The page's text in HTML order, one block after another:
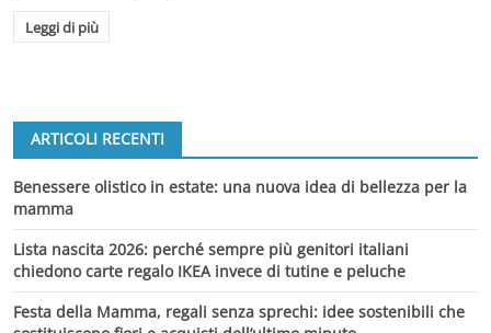
Leggi di più
ARTICOLI RECENTI
Benessere olistico in estate: una nuova idea di bellezza per la
mamma
Lista nascita 2026: perché sempre più genitori italiani
chiedono carte regalo IKEA invece di tutine e peluche
Festa della Mamma, regali senza sprechi: idee sostenibili che